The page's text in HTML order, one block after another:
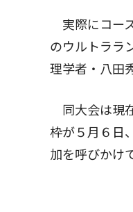
実際にコー
のウルトララ
理学者・八田
同大会は現
枠が５月６日
加を呼びかけ